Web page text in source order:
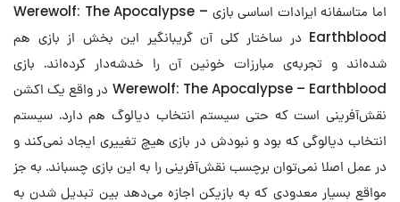
اما متاسفانه ایرادات اساسی بازی Werewolf: The Apocalypse –
Earthblood در ساختار کلی آن گریبانگیر این بخش از بازی هم
شده‌اند و تجربه‌ی مبارزات خونین آن را خدشه‌دار کرده‌اند. بازی
Werewolf: The Apocalypse – Earthblood در واقع یک اکشن
نقش‌آفرینی است که حتی سیستم انتخاب دیالوگ هم دارد. سیستم
انتخاب دیالوگی که بود و نبودش در بازی هیچ تغییری ایجاد نمی‌کند و
در عمل اصلا نمی‌توان برچسب نقش‌آفرینی را به این بازی چسباند. به جز
مواقع بسیار معدودی که به بازیکن اجازه می‌دهد بین تبدیل شدن به